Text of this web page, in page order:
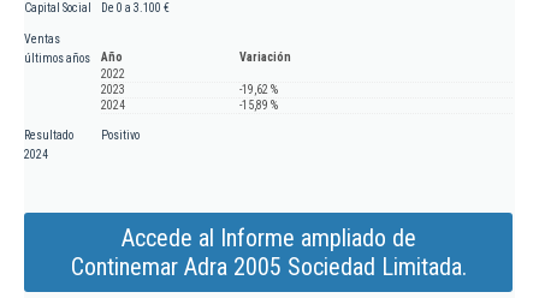
Capital Social De 0 a 3.100 €
Ventas
últimos años
Año
Variación
2022
2023
-19,62 %
2024
-15,89 %
Resultado
2024
Positivo
Accede al Informe ampliado de
Continemar Adra 2005 Sociedad Limitada.